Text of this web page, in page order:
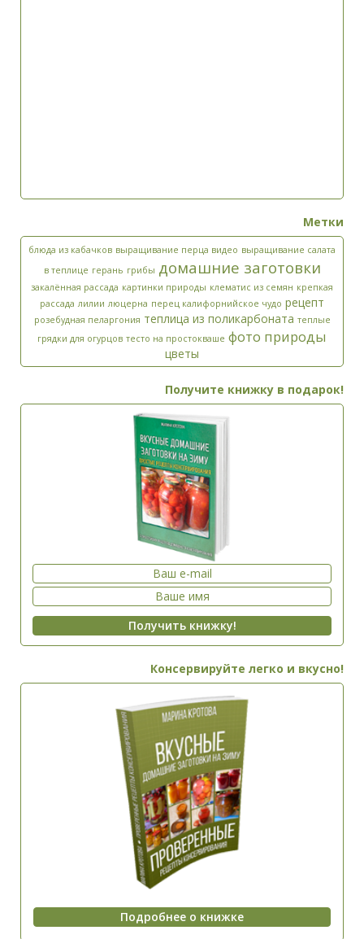
Метки
блюда из кабачков выращивание перца видео выращивание салата
в теплице герань грибы домашние заготовки
закалённая рассада картинки природы клематис из семян крепкая
рассада лилии люцерна перец калифорнийское чудо рецепт
розебудная пеларгония теплица из поликарбоната теплые
грядки для огурцов тесто на простокваше фото природы
цветы
Получите книжку в подарок!
Консервируйте легко и вкусно!